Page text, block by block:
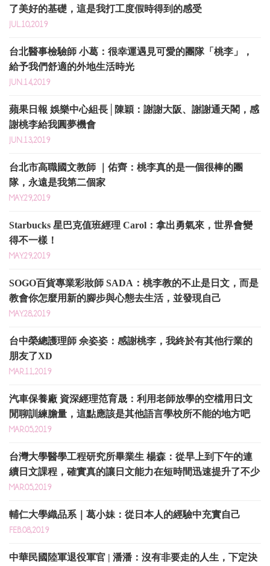
了美好的基礎，這是我打工度假時得到的感受
JUL.10,2019
台北醫事檢驗師 小葛：很幸運遇見可愛的團隊「桃李」，
給予我們舒適的外地生活時光
JUN.14,2019
蘋果日報 娛樂中心組長│陳穎：謝謝大阪、謝謝通天閣，感
謝桃李給我圓夢機會
JUN.13,2019
台北市高職國文教師 ｜佑齊：桃李真的是一個很棒的團
隊，永遠是我第二個家
MAY.29,2019
Starbucks 星巴克值班經理 Carol：拿出勇氣來，世界會變
得不一樣！
MAY.29,2019
SOGO百貨專業彩妝師 SADA：桃李教的不止是日文，而是
教會你怎麼用新的腳步與心態去生活，並發現自己
MAY.28,2019
台中榮總護理師 佘姿姿：感謝桃李，我終於有其他行業的
朋友了XD
MAR.11,2019
汽車保養廠 資深經理范育晟：利用老師放學的空檔用日文
閒聊訓練膽量，這點應該是其他語言學校所不能的地方吧
MAR.05,2019
台灣大學醫學工程研究所畢業生 楊森：從早上到下午的連
續日文課程，確實真的讓日文能力在短時間迅速提升了不少
MAR.05,2019
輔仁大學織品系｜葛小妹：從日本人的經驗中充實自己
FEB.08,2019
中華民國陸軍退役軍官 | 潘潘：沒有非要走的人生，下定決